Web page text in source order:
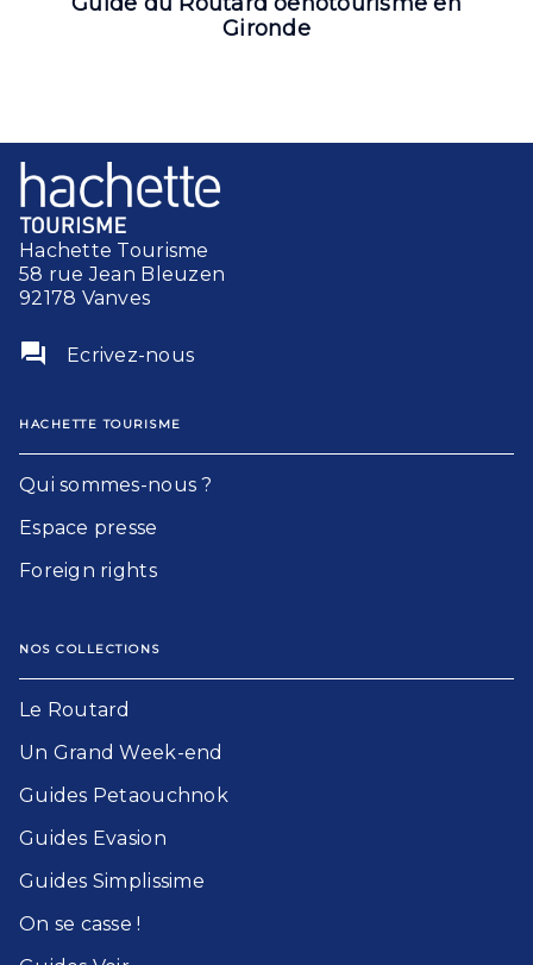
Gironde
Hachette Tourisme
58 rue Jean Bleuzen
92178 Vanves
question_answer Ecrivez-nous
HACHETTE TOURISME
Qui sommes-nous ?
Espace presse
Foreign rights
NOS COLLECTIONS
Le Routard​
Un Grand Week-end​
Guides Petaouchnok​
Guides Evasion​
Guides Simplissime​
On se casse !​